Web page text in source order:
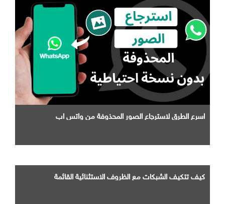
اسرع الطرق لاسترجاع الصور المحذوفة من واتس اب
كيف تتكيف الشبكات مع الظروف الاستثنائية القائمة